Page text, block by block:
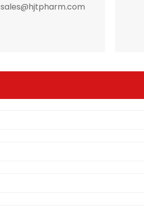
sales@hjtpharm.com